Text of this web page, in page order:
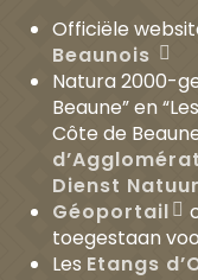
Officiële
Beaunois
Natura 2000-
Beaune” en
Côte de
Dienst
Géoportail
toegestaan
Les Etangs